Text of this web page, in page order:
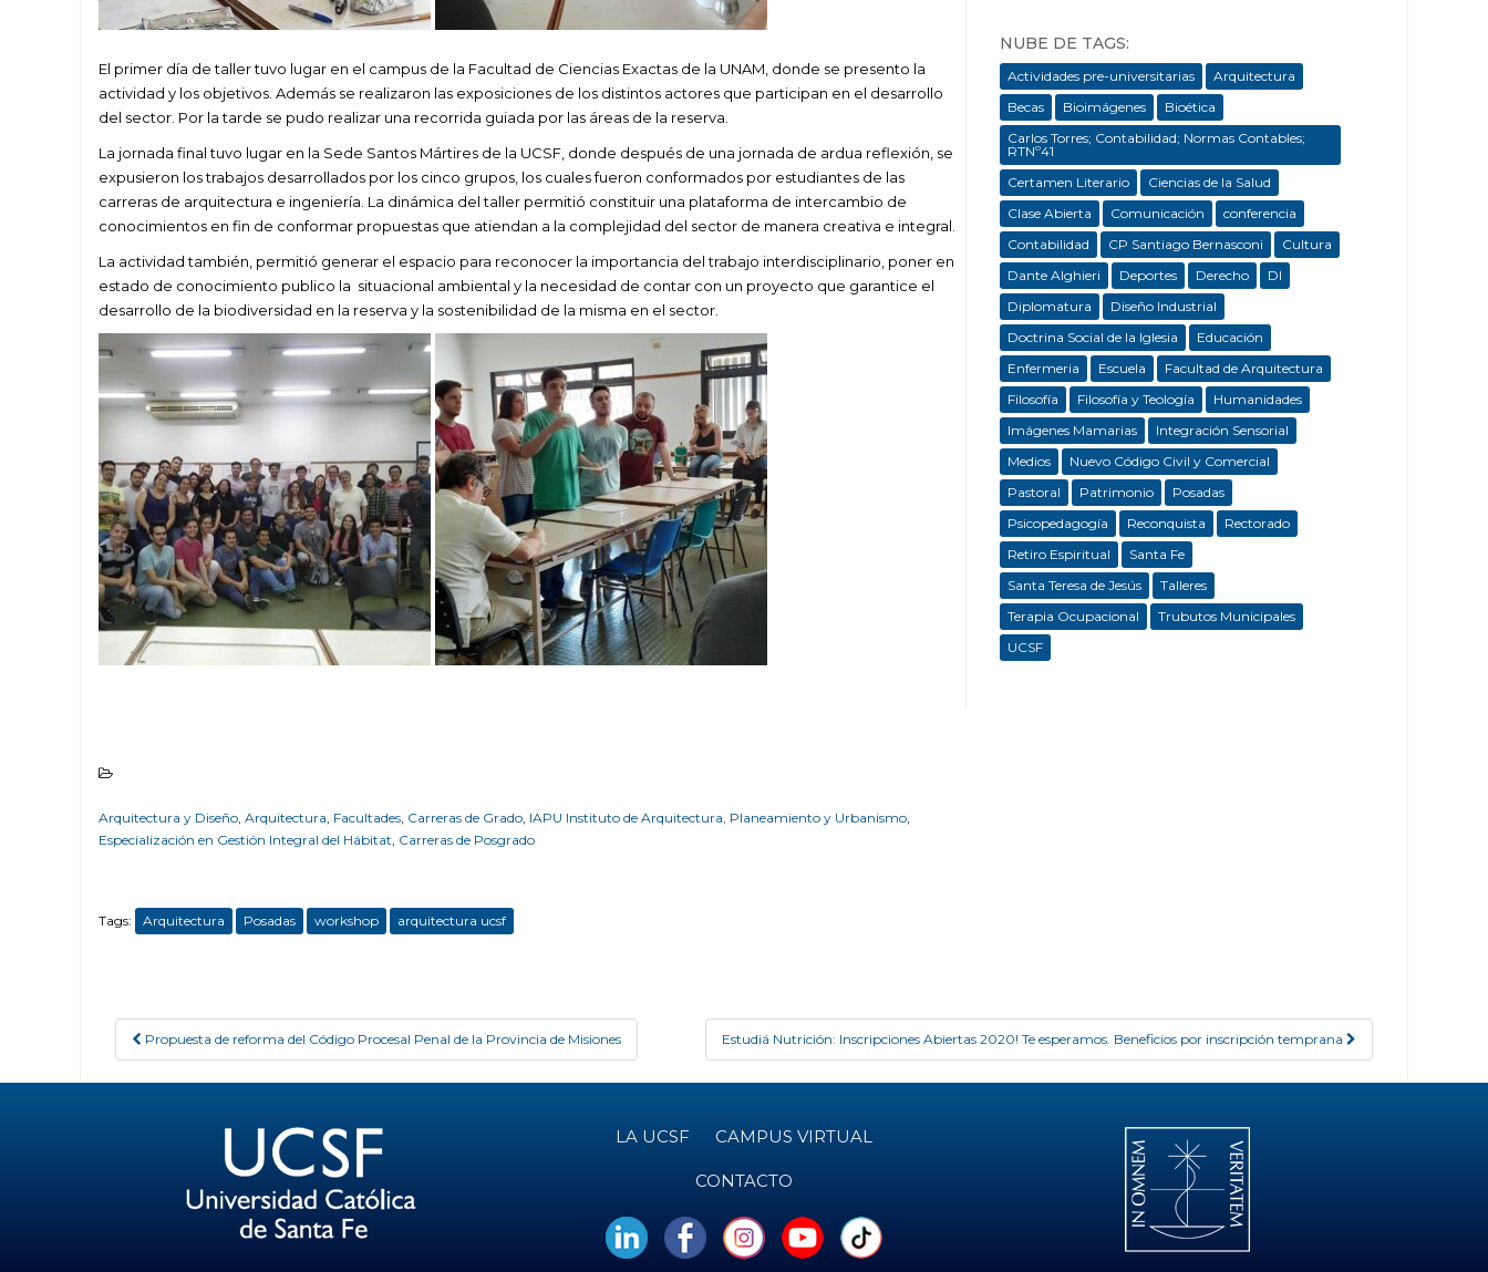
El primer día de taller tuvo lugar en el campus de la Facultad de Ciencias Exactas de la UNAM, donde se presento la
actividad y los objetivos. Además se realizaron las exposiciones de los distintos actores que participan en el desarrollo
del sector. Por la tarde se pudo realizar una recorrida guiada por las áreas de la reserva.
La jornada final tuvo lugar en la Sede Santos Mártires de la UCSF, donde después de una jornada de ardua reflexión, se
expusieron los trabajos desarrollados por los cinco grupos, los cuales fueron conformados por estudiantes de las
carreras de arquitectura e ingeniería. La dinámica del taller permitió constituir una plataforma de intercambio de
conocimientos en fin de conformar propuestas que atiendan a la complejidad del sector de manera creativa e integral.
La actividad también, permitió generar el espacio para reconocer la importancia del trabajo interdisciplinario, poner en
estado de conocimiento publico la situacional ambiental y la necesidad de contar con un proyecto que garantice el
desarrollo de la biodiversidad en la reserva y la sostenibilidad de la misma en el sector.
Arquitectura y Diseño, Arquitectura, Facultades, Carreras de Grado, IAPU Instituto de Arquitectura, Planeamiento y Urbanismo,
Especialización en Gestión Integral del Hábitat, Carreras de Posgrado
Tags: Arquitectura Posadas workshop arquitectura ucsf
NUBE DE TAGS:
Actividades pre-universitarias
Arquitectura
Becas
Bioimágenes
Bioética
Carlos Torres; Contabilidad; Normas Contables;
RTNº41
Certamen Literario
Ciencias de la Salud
Clase Abierta
Comunicación
conferencia
Contabilidad
CP Santiago Bernasconi
Cultura
Dante Alghieri
Deportes Derecho
DI
Diplomatura
Diseño Industrial
Doctrina Social de la Iglesia
Educación
Enfermeria
Escuela
Facultad de Arquitectura
Filosofía
Filosofía y Teología
Humanidades
Imágenes Mamarias
Integración Sensorial
Medios
Nuevo Código Civil y Comercial
Pastoral
Patrimonio
Posadas
Psicopedagogía
Reconquista
Rectorado
Retiro Espiritual
Santa Fe
Santa Teresa de Jesús
Talleres
Terapia Ocupacional
Trubutos Municipales
UCSF
Post navigation
Propuesta de reforma del Código Procesal Penal de la Provincia de Misiones Estudiá Nutrición: Inscripciones Abiertas 2020! Te esperamos. Beneficios por inscripción temprana
LA UCSF CAMPUS VIRTUAL
CONTACTO